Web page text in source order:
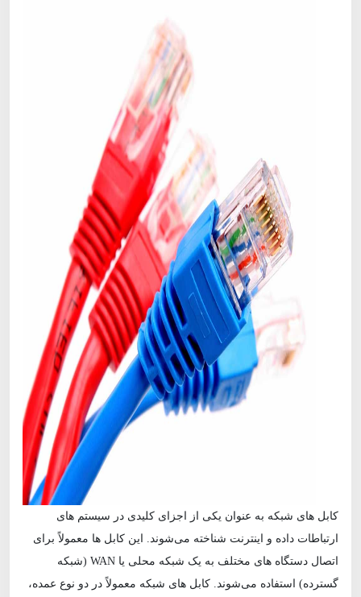
کابل‌ های شبکه به عنوان یکی از اجزای کلیدی در سیستم‌ های
ارتباطات داده و اینترنت شناخته می‌شوند. این کابل‌ ها معمولاً برای
اتصال دستگاه‌ های مختلف به یک شبکه محلی یا WAN (شبکه
گسترده) استفاده می‌شوند. کابل‌ های شبکه معمولاً در دو نوع عمده،